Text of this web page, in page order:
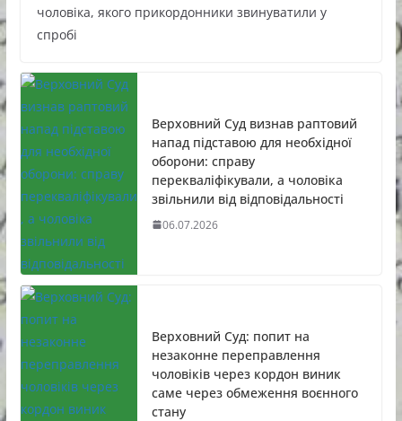
чоловіка, якого прикордонники звинуватили у
спробі
Верховний Суд визнав раптовий
напад підставою для необхідної
оборони: справу
перекваліфікували, а чоловіка
звільнили від відповідальності
06.07.2026
Верховний Суд: попит на
незаконне переправлення
чоловіків через кордон виник
саме через обмеження воєнного
стану